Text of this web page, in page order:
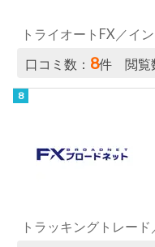
トライオートFX／イ
口コミ数： 8件 閲覧
トラッキングトレー